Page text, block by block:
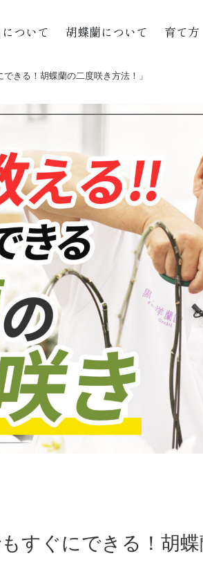
ついて 胡蝶蘭について 育て方
きる！胡蝶蘭の二度咲き方法！」
すぐにできる！胡